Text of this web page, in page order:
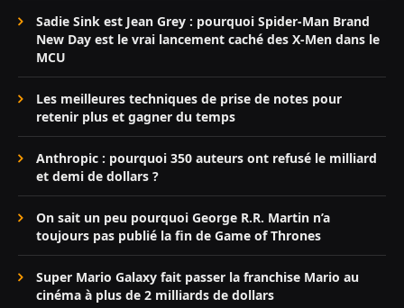
Sadie Sink est Jean Grey : pourquoi Spider-Man Brand
New Day est le vrai lancement caché des X-Men dans le
MCU
Les meilleures techniques de prise de notes pour
retenir plus et gagner du temps
Anthropic : pourquoi 350 auteurs ont refusé le milliard
et demi de dollars ?
On sait un peu pourquoi George R.R. Martin n’a
toujours pas publié la fin de Game of Thrones
Super Mario Galaxy fait passer la franchise Mario au
cinéma à plus de 2 milliards de dollars